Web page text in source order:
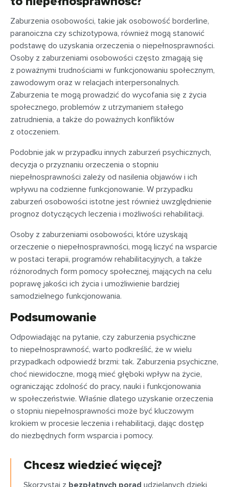
Zaburzenia osobowości, takie jak osobowość borderline,
paranoiczna czy schizotypowa, również mogą stanowić
podstawę do uzyskania orzeczenia o niepełnosprawności.
Osoby z zaburzeniami osobowości często zmagają się
z poważnymi trudnościami w funkcjonowaniu społecznym,
zawodowym oraz w relacjach interpersonalnych.
Zaburzenia te mogą prowadzić do wycofania się z życia
społecznego, problemów z utrzymaniem stałego
zatrudnienia, a także do poważnych konfliktów
z otoczeniem.
Podobnie jak w przypadku innych zaburzeń psychicznych,
decyzja o przyznaniu orzeczenia o stopniu
niepełnosprawności zależy od nasilenia objawów i ich
wpływu na codzienne funkcjonowanie. W przypadku
zaburzeń osobowości istotne jest również uwzględnienie
prognoz dotyczących leczenia i możliwości rehabilitacji.
Osoby z zaburzeniami osobowości, które uzyskają
orzeczenie o niepełnosprawności, mogą liczyć na wsparcie
w postaci terapii, programów rehabilitacyjnych, a także
różnorodnych form pomocy społecznej, mających na celu
poprawę jakości ich życia i umożliwienie bardziej
samodzielnego funkcjonowania.
Podsumowanie
Odpowiadając na pytanie, czy zaburzenia psychiczne
to niepełnosprawność, warto podkreślić, że w wielu
przypadkach odpowiedź brzmi: tak. Zaburzenia psychiczne,
choć niewidoczne, mogą mieć głęboki wpływ na życie,
ograniczając zdolność do pracy, nauki i funkcjonowania
w społeczeństwie. Właśnie dlatego uzyskanie orzeczenia
o stopniu niepełnosprawności może być kluczowym
krokiem w procesie leczenia i rehabilitacji, dając dostęp
do niezbędnych form wsparcia i pomocy.
Chcesz wiedzieć więcej?
Skorzystaj z bezpłatnych porad udzielanych dzięki